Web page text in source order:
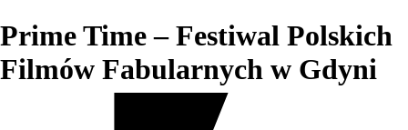
Prime Time – Festiwal Polskich
Filmów Fabularnych w Gdyni